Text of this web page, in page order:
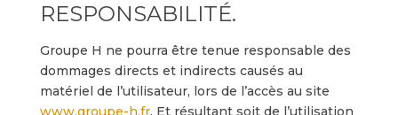
RESPONSABILITÉ.
Groupe H ne pourra être tenue responsable des
dommages directs et indirects causés au
matériel de l’utilisateur, lors de l’accès au site
www.groupe-h.fr. Et résultant soit de l’utilisation